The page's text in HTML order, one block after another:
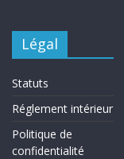
Légal
Statuts
Réglement intérieur
Politique de
confidentialité